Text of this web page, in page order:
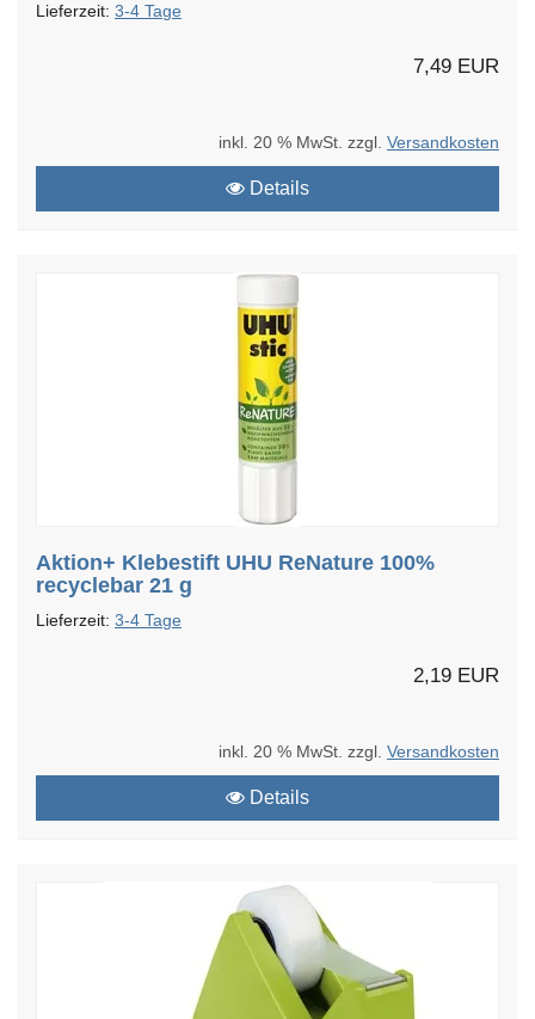
Lieferzeit: 3-4 Tage
7,49 EUR
inkl. 20 % MwSt. zzgl. Versandkosten
Details
Aktion+ Klebestift UHU ReNature 100%
recyclebar 21 g
Lieferzeit: 3-4 Tage
2,19 EUR
inkl. 20 % MwSt. zzgl. Versandkosten
Details